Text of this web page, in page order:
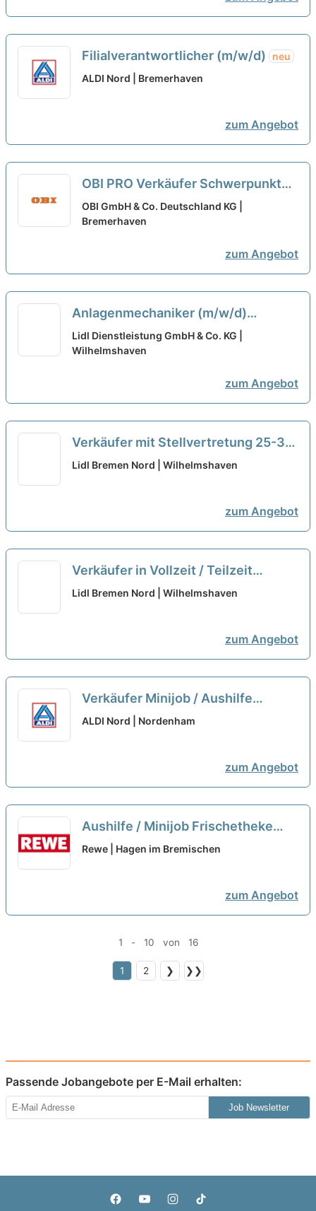
Filialverantwortlicher (m/w/d)
neu
ALDI Nord | Bremerhaven
zum Angebot
OBI PRO Verkäufer Schwerpunkt
Handwerkskunden (alle
Geschlechter)
OBI GmbH & Co. Deutschland KG |
Bremerhaven
zum Angebot
Anlagenmechaniker (m/w/d)
Schiffsinstandsetzung bei hanfried
Personaldienstleistungen GmbH
Lidl Dienstleistung GmbH & Co. KG |
Wilhelmshaven
zum Angebot
Verkäufer mit Stellvertretung 25-30
Std./Woche Teilzeit (m/w/d)
Lidl Bremen Nord | Wilhelmshaven
zum Angebot
Verkäufer in Vollzeit / Teilzeit
(m/w/d), unbefristet neu
Lidl Bremen Nord | Wilhelmshaven
zum Angebot
Verkäufer Minijob / Aushilfe
(m/w/d) neu
ALDI Nord | Nordenham
zum Angebot
Aushilfe / Minijob Frischetheke
Metzgerei (m/w/d)
Rewe | Hagen im Bremischen
zum Angebot
1 - 10 von 16
1 2 ❯ ❯❯
Passende Jobangebote per E-Mail erhalten:
Job Newsletter